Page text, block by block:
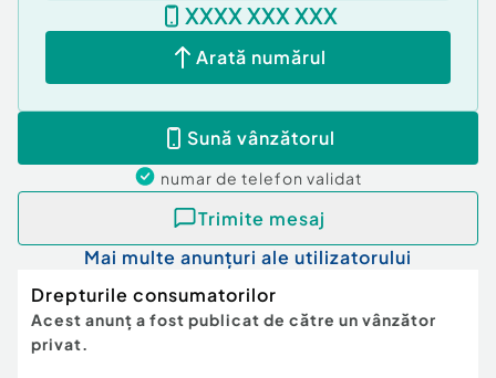
XXXX XXX XXX
Arată numărul
Sună vânzătorul
numar de telefon validat
Trimite mesaj
Mai multe anunțuri ale utilizatorului
Drepturile consumatorilor
Acest anunț a fost publicat de către un vânzător
privat.